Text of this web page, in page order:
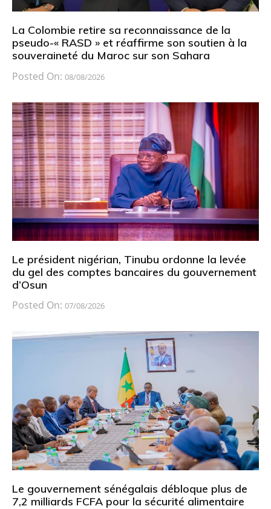
La Colombie retire sa reconnaissance de la
pseudo-« RASD » et réaffirme son soutien à la
souveraineté du Maroc sur son Sahara
Posted On: 08/08/2026
Le président nigérian, Tinubu ordonne la levée
du gel des comptes bancaires du gouvernement
d’Osun
Posted On: 07/08/2026
Le gouvernement sénégalais débloque plus de
7,2 milliards FCFA pour la sécurité alimentaire